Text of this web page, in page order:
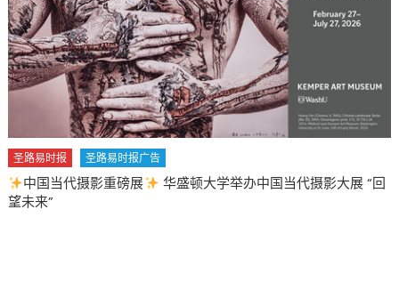
新
移
民
在
异
乡
找
新
希
圣路易时报 圣路易时报广告
中国当代摄影重磅展
华盛顿大学举办中国当代摄影大展 “回
望未来”